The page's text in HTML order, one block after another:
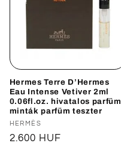
Hermes Terre D’Hermes
Eau Intense Vetiver 2ml
0.06fl.oz. hivatalos parfüm
minták parfüm teszter
Forgalmazó:
HERMÈS
Normál
2.600 HUF